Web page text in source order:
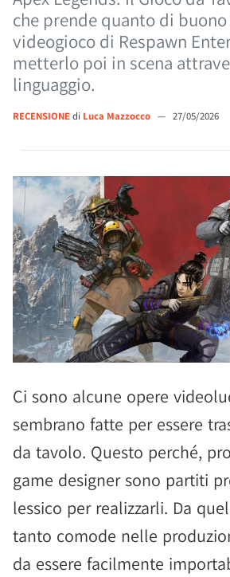
che prende quanto di
videogioco di Respawn
metterlo poi in scena
linguaggio.
RECENSIONEdi Luca Mazzocco — 27/05/2026
Ci sono alcune opere
sembrano fatte per essere
da tavolo. Questo perché,
game designer sono partiti
lessico per realizzarli. Da
tanto comode nelle
da essere facilmente